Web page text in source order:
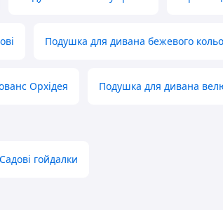
Подушка для дивана бежевого
Орхідея Подушка для дивана
Садові гойдалки